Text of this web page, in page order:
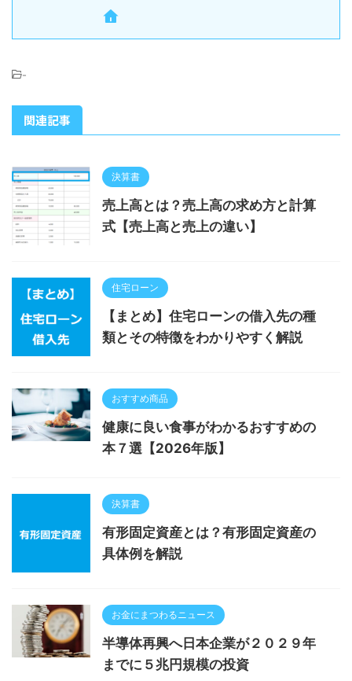
-
関連記事
決算書
売上高とは？売上高の求め方と計算
式【売上高と売上の違い】
住宅ローン
【まとめ】住宅ローンの借入先の種
類とその特徴をわかりやすく解説
おすすめ商品
健康に良い食事がわかるおすすめの
本７選【2026年版】
決算書
有形固定資産とは？有形固定資産の
具体例を解説
お金にまつわるニュース
半導体再興へ日本企業が２０２９年
までに５兆円規模の投資